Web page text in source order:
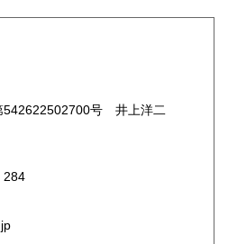
島根県 300円
号 井上洋二
284